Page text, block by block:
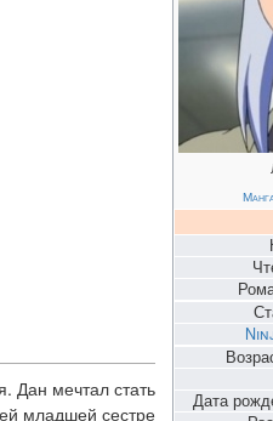
Дата
Дан мечтал стать
младшей сестре